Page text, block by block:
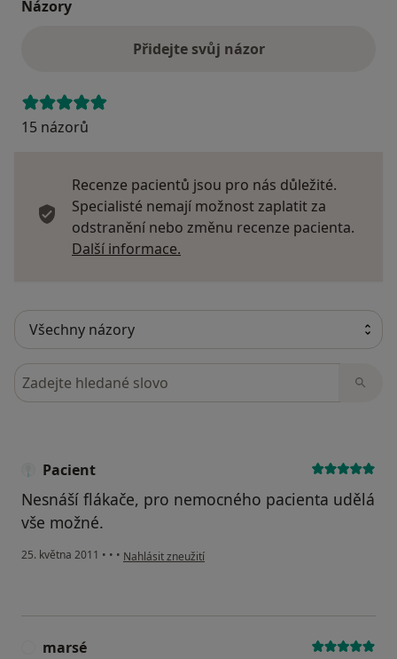
Názory
Přidejte svůj názor
15 názorů
Recenze pacientů jsou pro nás důležité.
Specialisté nemají možnost zaplatit za
odstranění nebo změnu recenze pacienta.
Další informace.
Hledejte v názorech
Pacient
Nesnáší flákače, pro nemocného pacienta udělá
vše možné.
25. května 2011 • • • podle názoru uživatele Pacient
Nahlásit zneužití
marsé